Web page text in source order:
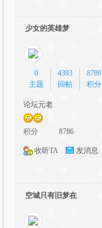
pal
少女的英雄梦
0
主题
4393
回帖
8786
积分
论坛元老
积分 8786
收听TA 发消息
空城只有旧梦在